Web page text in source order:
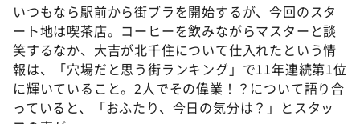
いつもなら駅前から街ブラを開始するが、今回のスタ
ート地は喫茶店。コーヒーを飲みながらマスターと談
笑するなか、大吉が北千住について仕入れたという情
報は、「穴場だと思う街ランキング」で11年連続第1位
に輝いていること。2人でその偉業！？について語り合
っていると、「おふたり、今日の気分は？」とスタッ